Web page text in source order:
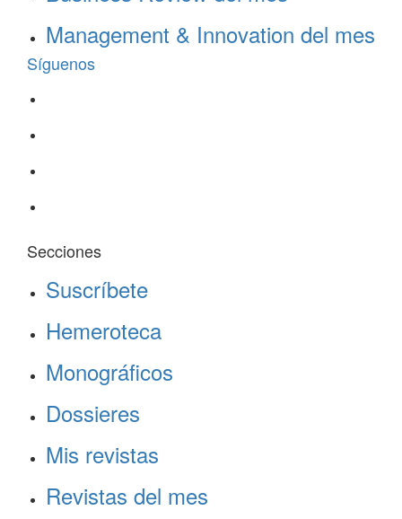
Management & Innovation del mes
Síguenos
Secciones
Suscríbete
Hemeroteca
Monográficos
Dossieres
Mis revistas
Revistas del mes